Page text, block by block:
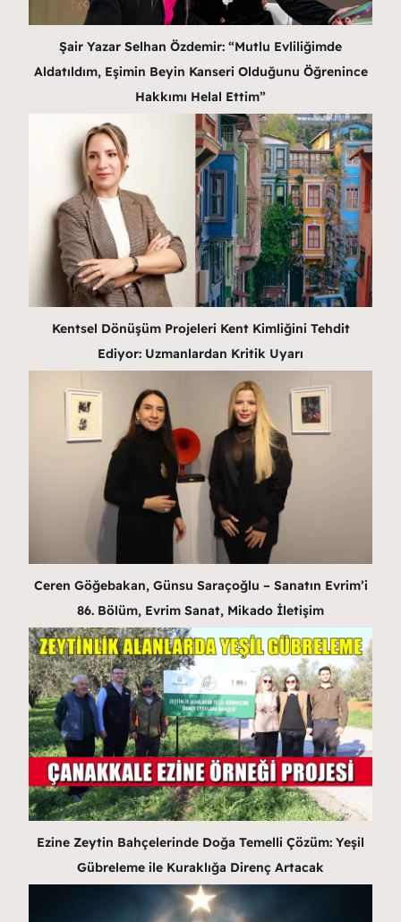
Şair Yazar Selhan Özdemir: “Mutlu Evliliğimde
Aldatıldım, Eşimin Beyin Kanseri Olduğunu Öğrenince
Hakkımı Helal Ettim”
Kentsel Dönüşüm Projeleri Kent Kimliğini Tehdit
Ediyor: Uzmanlardan Kritik Uyarı
Ceren Göğebakan, Günsu Saraçoğlu – Sanatın Evrim’i
86. Bölüm, Evrim Sanat, Mikado İletişim
Ezine Zeytin Bahçelerinde Doğa Temelli Çözüm: Yeşil
Gübreleme ile Kuraklığa Direnç Artacak